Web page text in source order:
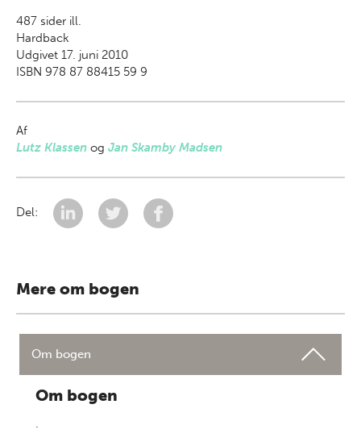
487 sider ill.
Hardback
Udgivet 17. juni 2010
ISBN 978 87 88415 59 9
Af
Lutz Klassen og Jan Skamby Madsen
Del:
Mere om bogen
Om bogen
Om bogen
.